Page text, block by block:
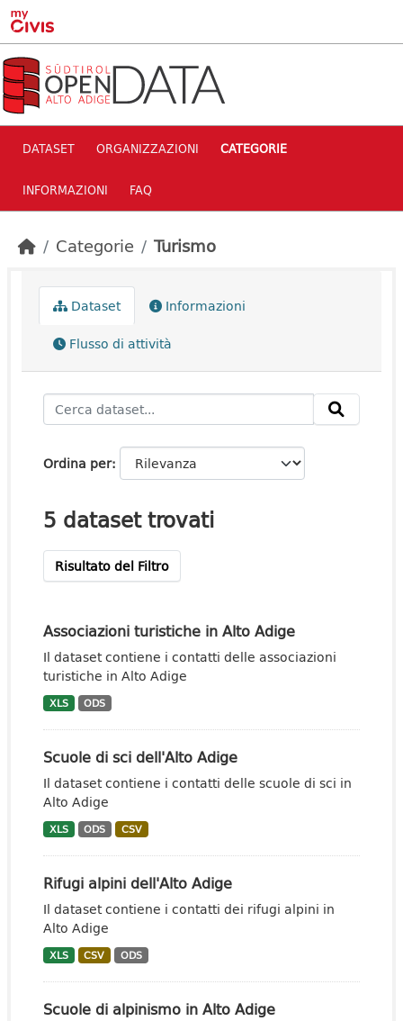
Skip to main content
DATASET ORGANIZZAZIONI CATEGORIE
INFORMAZIONI FAQ
Categorie Turismo
Dataset
Informazioni
Flusso di attività
Ordina per
5 dataset trovati
Risultato del Filtro
Associazioni turistiche in Alto Adige
Il dataset contiene i contatti delle associazioni
turistiche in Alto Adige
XLS ODS
Scuole di sci dell'Alto Adige
Il dataset contiene i contatti delle scuole di sci in
Alto Adige
XLS ODS CSV
Rifugi alpini dell'Alto Adige
Il dataset contiene i contatti dei rifugi alpini in
Alto Adige
XLS CSV ODS
Scuole di alpinismo in Alto Adige